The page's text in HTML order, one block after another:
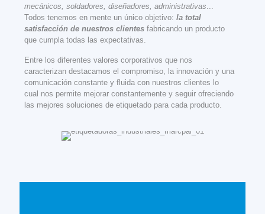
mecánicos, soldadores, diseñadores, administrativas...
Todos tenemos en mente un único objetivo: la total
satisfacción de nuestros clientesfabricando un producto
que cumpla todas las expectativas.
Entre los diferentes valores corporativos que nos
caracterizan destacamos el compromiso, la innovación y una
comunicación constante y fluida con nuestros clientes lo
cual nos permite mejorar constantemente y seguir ofreciendo
las mejores soluciones de etiquetado para cada producto.